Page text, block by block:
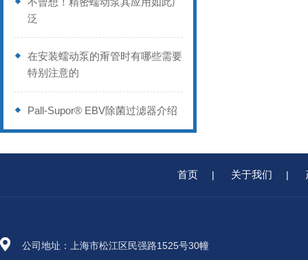
泛
在安装蠕动泵的甭管时有哪些需要
特别注意的
Pall-Supor® EBV除菌过滤器介绍
首页 | 关于我们 |
公司地址：上海市松江区民强路1525号30幢